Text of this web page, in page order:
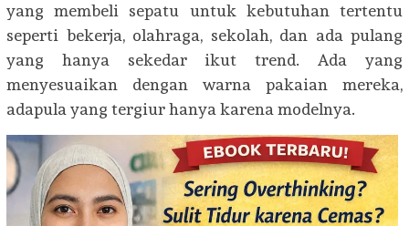
yang membeli sepatu untuk kebutuhan tertentu
seperti bekerja, olahraga, sekolah, dan ada pulang
yang hanya sekedar ikut trend. Ada yang
menyesuaikan dengan warna pakaian mereka,
adapula yang tergiur hanya karena modelnya.